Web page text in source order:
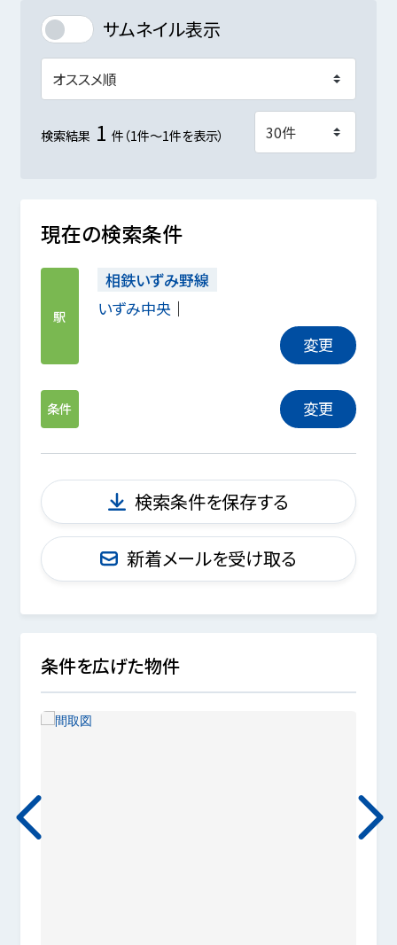
サムネイル表示
検索結果 1 件（1件～1件を表示）
現在の検索条件
駅
相鉄いずみ野線
いずみ中央
変更
条件 変更
検索条件を保存する
新着メールを受け取る
条件を広げた物件